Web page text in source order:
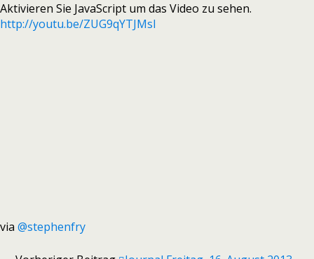
Aktivieren Sie JavaScript um das Video zu sehen.
http://youtu.be/ZUG9qYTJMsI
via @stephenfry